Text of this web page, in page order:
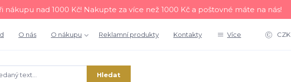
nákupu nad 1000 Kč! Nakupte za více než 1000 Kč a poštovné máte na nás!
O nás O nákupu Reklamní produkty Kontakty Více CZK
Hledat